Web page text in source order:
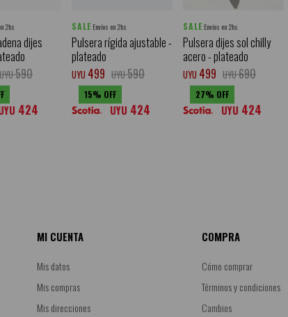
2hs
dijes
UYU590
424
SALE Envíos en 2hs
Pulsera rígida ajustable -
plateado
UYU 499 UYU590
15
UYU 424
SALE Envíos en 2hs
Pulsera dijes sol chilly
acero - plateado
UYU 499 UYU690
27
UYU 424
MI CUENTA
Mis datos
Mis compras
Mis direcciones
COMPRA
Cómo comprar
Términos y condiciones
Cambios